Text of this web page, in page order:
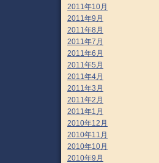
2011年10月
2011年9月
2011年8月
2011年7月
2011年6月
2011年5月
2011年4月
2011年3月
2011年2月
2011年1月
2010年12月
2010年11月
2010年10月
2010年9月